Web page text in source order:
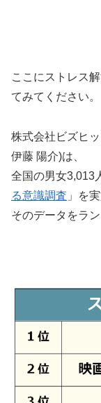
ここにストレス
てみてください。
株式会社ビズヒ
伊藤 陽介)は、
全国の男女3,013
る意識調査 」を
そのデータをラ